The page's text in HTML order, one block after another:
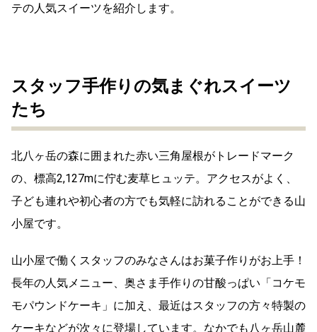
テの人気スイーツを紹介します。
スタッフ手作りの気まぐれスイーツ
たち
北八ヶ岳の森に囲まれた赤い三角屋根がトレードマーク
の、標高2,127mに佇む麦草ヒュッテ。アクセスがよく、
子ども連れや初心者の方でも気軽に訪れることができる山
小屋です。
山小屋で働くスタッフのみなさんはお菓子作りがお上手！
長年の人気メニュー、奥さま手作りの甘酸っぱい「コケモ
モパウンドケーキ」に加え、最近はスタッフの方々特製の
ケーキなどが次々に登場しています。なかでも八ヶ岳山麓